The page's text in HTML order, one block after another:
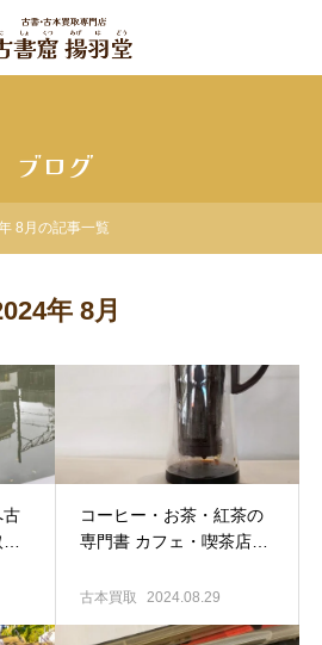
ブログ
8月の記事一覧
年 8月
古
コーヒー・お茶・紅茶の
専門書 カフェ・喫茶店開
東京大田区の古本出張買
古本買取 2024.08.29